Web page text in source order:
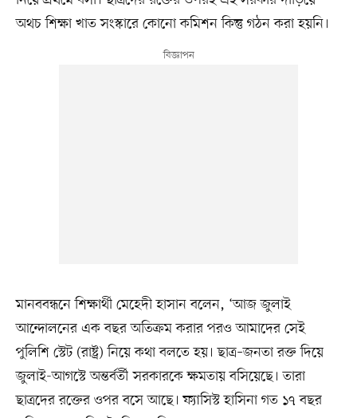
অথচ শিক্ষা খাত সংস্কারে কোনো কমিশন কিন্তু গঠন করা হয়নি।
মানববন্ধনে শিক্ষার্থী মেহেদী হাসান বলেন, ‘আজ জুলাই
আন্দোলনের এক বছর অতিক্রম করার পরও আমাদের সেই
পুলিশি স্টেট (রাষ্ট্র) নিয়ে কথা বলতে হয়। ছাত্র–জনতা রক্ত দিয়ে
জুলাই-আগস্টে অন্তর্বর্তী সরকারকে ক্ষমতায় বসিয়েছে। তারা
ছাত্রদের রক্তের ওপর বসে আছে। ফ্যাসিস্ট হাসিনা গত ১৭ বছর